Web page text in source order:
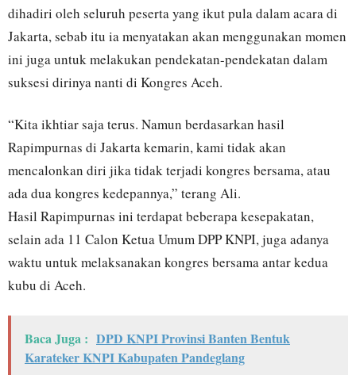
dihadiri oleh seluruh peserta yang ikut pula dalam acara di
Jakarta, sebab itu ia menyatakan akan menggunakan momen
ini juga untuk melakukan pendekatan-pendekatan dalam
suksesi dirinya nanti di Kongres Aceh.
“Kita ikhtiar saja terus. Namun berdasarkan hasil
Rapimpurnas di Jakarta kemarin, kami tidak akan
mencalonkan diri jika tidak terjadi kongres bersama, atau
ada dua kongres kedepannya,” terang Ali.
Hasil Rapimpurnas ini terdapat beberapa kesepakatan,
selain ada 11 Calon Ketua Umum DPP KNPI, juga adanya
waktu untuk melaksanakan kongres bersama antar kedua
kubu di Aceh.
Baca Juga : DPD KNPI Provinsi Banten Bentuk
Karateker KNPI Kabupaten Pandeglang